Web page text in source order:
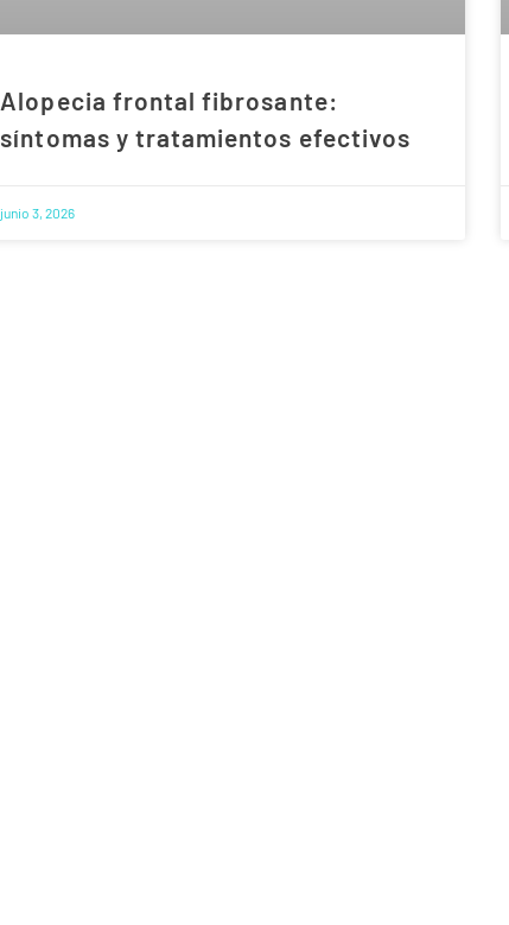
Alopecia frontal fibrosante:
síntomas y tratamientos efectivos
junio 3, 2026